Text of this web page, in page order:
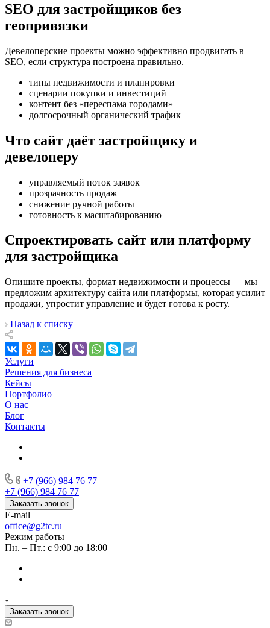
SEO для застройщиков без
геопривязки
Девелоперские проекты можно эффективно продвигать в
SEO, если структура построена правильно.
типы недвижимости и планировки
сценарии покупки и инвестиций
контент без «переспама городами»
долгосрочный органический трафик
Что сайт даёт застройщику и
девелоперу
управляемый поток заявок
прозрачность продаж
снижение ручной работы
готовность к масштабированию
Спроектировать сайт или платформу
для застройщика
Опишите проекты, формат недвижимости и процессы — мы
предложим архитектуру сайта или платформы, которая усилит
продажи, упростит управление и будет готова к росту.
Назад к списку
Услуги
Решения для бизнеса
Кейсы
Портфолио
О нас
Блог
Контакты
+7 (966) 984 76 77
+7 (966) 984 76 77
Заказать звонок
E-mail
office@g2tc.ru
Режим работы
Пн. – Пт.: с 9:00 до 18:00
Заказать звонок